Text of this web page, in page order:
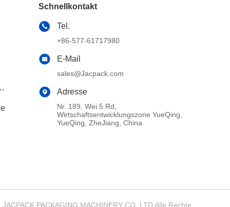
Schnellkontakt
Tel.
+86-577-61717980
E-Mail
sales@Jacpack.com
Adresse
Nr. 189, Wei 5 Rd,
Wirtschaftsentwicklungszone YueQing,
YueQing, ZheJiang, China
PACKAGING MACHINERY CO.,LTD Alle Rechte